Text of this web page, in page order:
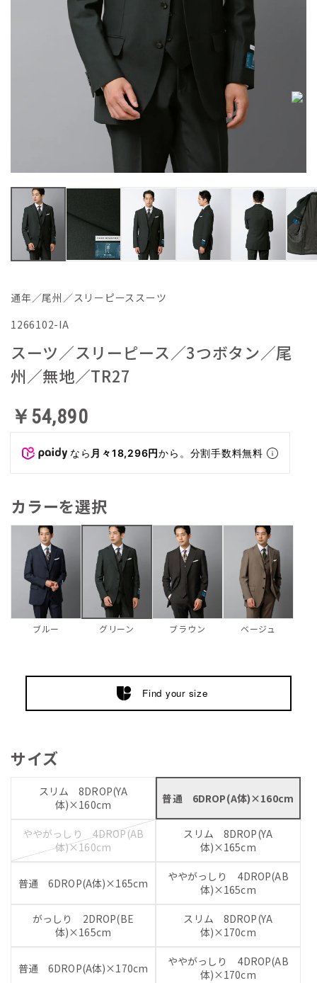
通年／尾州／スリーピーススーツ
1266102-IA
スーツ／スリーピース／3つボタン／尾
州／無地／TR27
￥54,890
なら 月々18,296円から。分割手数料無料
カラーを選択
ブルー グリーン ブラウン ベージュ
Find your size
サイズ
スリム 8DROP(YA
体)×160cm
普通 6DROP(A体)×160cm
ややがっしり 4DROP(AB
体)×160cm
スリム 8DROP(YA
体)×165cm
普通 6DROP(A体)×165cm
ややがっしり 4DROP(AB
体)×165cm
がっしり 2DROP(BE
体)×165cm
スリム 8DROP(YA
体)×170cm
普通 6DROP(A体)×170cm
ややがっしり 4DROP(AB
体)×170cm